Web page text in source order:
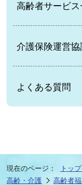
高齢者サービス
介護保険運営協
よくある質問
現在のページ： トッ
高齢・介護
高齢者